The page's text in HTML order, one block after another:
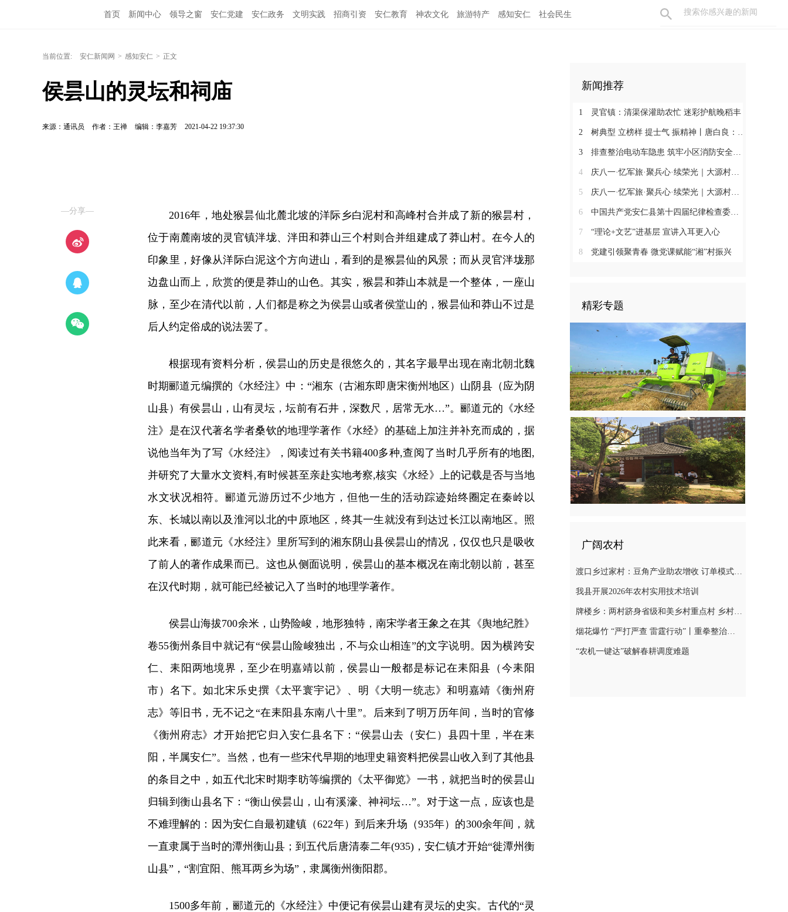
首页 新闻中心 领导之窗 安仁党建 安仁政务 文明实践 招商引资 安仁教育 神农文化 旅游特产 感知安仁 社会民生
当前位置: 安仁新闻网 > 感知安仁 > 正文
侯昙山的灵坛和祠庙
来源：通讯员 作者：王禅 编辑：李嘉芳 2021-04-22 19:37:30
—分享—
2016年，地处猴昙仙北麓北坡的洋际乡白泥村和高峰村合并成了新的猴昙村，
位于南麓南坡的灵官镇泮垅、泮田和莽山三个村则合并组建成了莽山村。在今人的
印象里，好像从洋际白泥这个方向进山，看到的是猴昙仙的风景；而从灵官泮垅那
边盘山而上，欣赏的便是莽山的山色。其实，猴昙和莽山本就是一个整体，一座山
脉，至少在清代以前，人们都是称之为侯昙山或者侯堂山的，猴昙仙和莽山不过是
后人约定俗成的说法罢了。
根据现有资料分析，侯昙山的历史是很悠久的，其名字最早出现在南北朝北魏
时期郦道元编撰的《水经注》中：“湘东（古湘东即唐宋衡州地区）山阴县（应为阴
山县）有侯昙山，山有灵坛，坛前有石井，深数尺，居常无水…”。郦道元的《水经
注》是在汉代著名学者桑钦的地理学著作《水经》的基础上加注并补充而成的，据
说他当年为了写《水经注》，阅读过有关书籍400多种,查阅了当时几乎所有的地图,
并研究了大量水文资料,有时候甚至亲赴实地考察,核实《水经》上的记载是否与当地
水文状况相符。郦道元游历过不少地方，但他一生的活动踪迹始终圈定在秦岭以
东、长城以南以及淮河以北的中原地区，终其一生就没有到达过长江以南地区。照
此来看，郦道元《水经注》里所写到的湘东阴山县侯昙山的情况，仅仅也只是吸收
了前人的著作成果而已。这也从侧面说明，侯昙山的基本概况在南北朝以前，甚至
在汉代时期，就可能已经被记入了当时的地理学著作。
侯昙山海拔700余米，山势险峻，地形独特，南宋学者王象之在其《舆地纪胜》
卷55衡州条目中就记有“侯昙山险峻独出，不与众山相连”的文字说明。因为横跨安
仁、耒阳两地境界，至少在明嘉靖以前，侯昙山一般都是标记在耒阳县（今耒阳
市）名下。如北宋乐史撰《太平寰宇记》、明《大明一统志》和明嘉靖《衡州府
志》等旧书，无不记之“在耒阳县东南八十里”。后来到了明万历年间，当时的官修
《衡州府志》才开始把它归入安仁县名下：“侯昙山去（安仁）县四十里，半在耒
阳，半属安仁”。当然，也有一些宋代早期的地理史籍资料把侯昙山收入到了其他县
的条目之中，如五代北宋时期李昉等编撰的《太平御览》一书，就把当时的侯昙山
归辑到衡山县名下：“衡山侯昙山，山有溪濠、神祠坛…”。对于这一点，应该也是
不难理解的：因为安仁自最初建镇（622年）到后来升场（935年）的300余年间，就
一直隶属于当时的潭州衡山县；到五代后唐清泰二年(935)，安仁镇才开始“徙潭州衡
山县”，“割宜阳、熊耳两乡为场”，隶属衡州衡阳郡。
1500多年前，郦道元的《水经注》中便记有侯昙山建有灵坛的史实。古代的“灵
新闻推荐
1 灵官镇：清渠保灌助农忙 迷彩护航晚稻丰
2 树典型 立榜样 提士气 振精神丨唐白良：三十载丹心映党徽 一腔热血暖万家
3 排查整治电动车隐患 筑牢小区消防安全防线
4 庆八一·忆军旅·聚兵心·续荣光｜大源村退役军人共话初心
5 庆八一·忆军旅·聚兵心·续荣光｜大源村退役军人共话初心
6 中国共产党安仁县第十四届纪律检查委员会召开第一次全体会议
7 “理论+文艺”进基层 宣讲入耳更入心
8 党建引领聚青春 微党课赋能“湘”村振兴
精彩专题
广阔农村
渡口乡过家村：豆角产业助农增收 订单模式铺就致富路
我县开展2026年农村实用技术培训
牌楼乡：两村跻身省级和美乡村重点村 乡村振兴迎来“加速跑”
烟花爆竹 “严打严查 雷霆行动”丨重拳整治非法储存烟花爆竹 筑牢辖区安全防线
“农机一键达”破解春耕调度难题